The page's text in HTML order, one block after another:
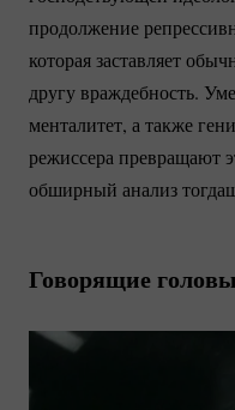
продолжение
которая заставляет
другу враждебность.
менталитет, а также
режиссера превращают
обширный анализ
Говорящие